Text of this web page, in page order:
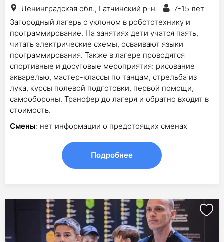
Ленинградская обл., Гатчинский р-н
7-15 лет
Загородный лагерь с уклоном в робототехнику и
программирование. На занятиях дети учатся паять,
читать электрические схемы, осваивают языки
программирования. Также в лагере проводятся
спортивные и досуговые мероприятия: рисование
акварелью, мастер-классы по танцам, стрельба из
лука, курсы полевой подготовки, первой помощи,
самообороны. Трансфер до лагеря и обратно входит в
стоимость.
Смены: нет информации о предстоящих сменах
Подробнее